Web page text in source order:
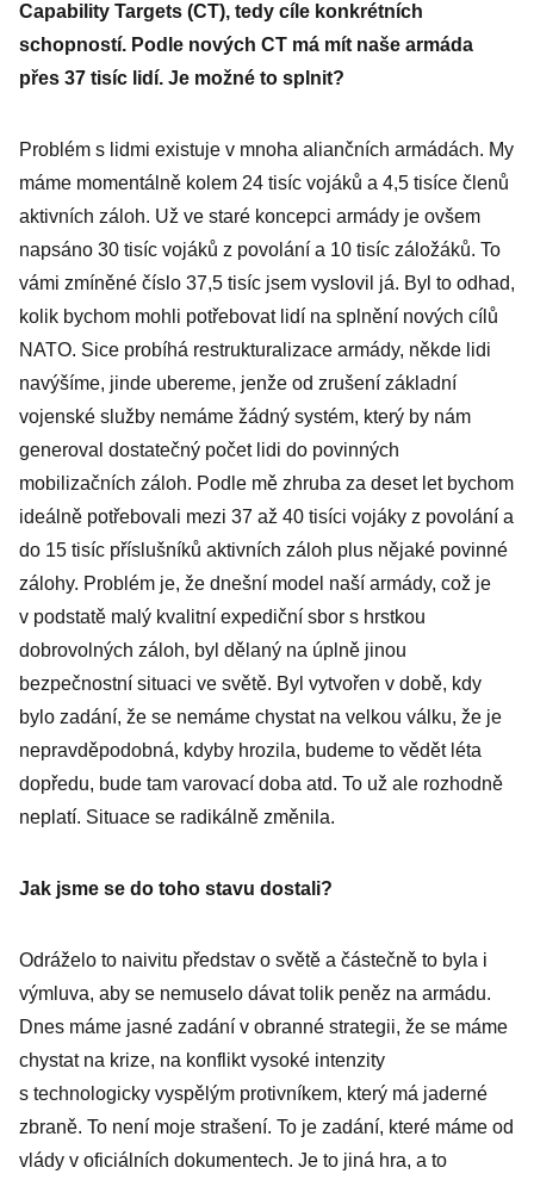
Capability Targets (CT), tedy cíle konkrétních
schopností. Podle nových CT má mít naše armáda
přes 37 tisíc lidí. Je možné to splnit?
Problém s lidmi existuje v mnoha aliančních armádách. My
máme momentálně kolem 24 tisíc vojáků a 4,5 tisíce členů
aktivních záloh. Už ve staré koncepci armády je ovšem
napsáno 30 tisíc vojáků z povolání a 10 tisíc záložáků. To
vámi zmíněné číslo 37,5 tisíc jsem vyslovil já. Byl to odhad,
kolik bychom mohli potřebovat lidí na splnění nových cílů
NATO. Sice probíhá restrukturalizace armády, někde lidi
navýšíme, jinde ubereme, jenže od zrušení základní
vojenské služby nemáme žádný systém, který by nám
generoval dostatečný počet lidi do povinných
mobilizačních záloh. Podle mě zhruba za deset let bychom
ideálně potřebovali mezi 37 až 40 tisíci vojáky z povolání a
do 15 tisíc příslušníků aktivních záloh plus nějaké povinné
zálohy. Problém je, že dnešní model naší armády, což je
v podstatě malý kvalitní expediční sbor s hrstkou
dobrovolných záloh, byl dělaný na úplně jinou
bezpečnostní situaci ve světě. Byl vytvořen v době, kdy
bylo zadání, že se nemáme chystat na velkou válku, že je
nepravděpodobná, kdyby hrozila, budeme to vědět léta
dopředu, bude tam varovací doba atd. To už ale rozhodně
neplatí. Situace se radikálně změnila.
Jak jsme se do toho stavu dostali?
Odráželo to naivitu představ o světě a částečně to byla i
výmluva, aby se nemuselo dávat tolik peněz na armádu.
Dnes máme jasné zadání v obranné strategii, že se máme
chystat na krize, na konflikt vysoké intenzity
s technologicky vyspělým protivníkem, který má jaderné
zbraně. To není moje strašení. To je zadání, které máme od
vlády v oficiálních dokumentech. Je to jiná hra, a to